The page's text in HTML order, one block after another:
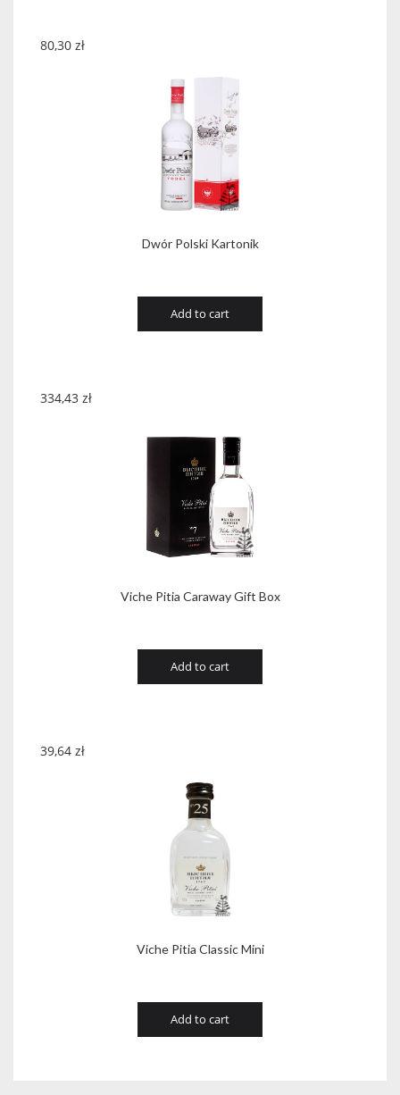
Dwór Polski Kartonik
80,30 zł
Add to cart
Viche Pitia Caraway Gift Box
334,43 zł
Add to cart
Viche Pitia Classic Mini
39,64 zł
Add to cart